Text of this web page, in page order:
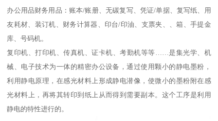
办公用品财务用品：账本/账册、无碳复写、凭证/单据、复写纸、用
友耗材、装订机、财务计算器、印台/印油、支票夹、、箱、手提金
库、号码机。
复印机、打印机、传真机、证卡机、考勤机等等……是集光学、机
械、电子技术为一体的精密办公设备，通过使用颗小的静电墨粉，
利用静电原理，在感光材料上形成静电潜像，使微小的墨粉附在感
光材料上，再将其转印到纸上从而得到需要副本。这个工序是利用
静电的特性进行的。